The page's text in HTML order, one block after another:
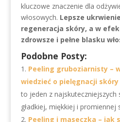
kluczowe znaczenie dla
włosowych. Lepsze
regeneracja skóry, a w
zdrowsze i pełne blasku
Podobne Posty:
Peeling gruboziarnisty –
wiedzieć o pielęgnacji skóry
to jeden z najskuteczniejszych
gładkiej, miękkiej i promiennej
Peeling i maseczka – jak